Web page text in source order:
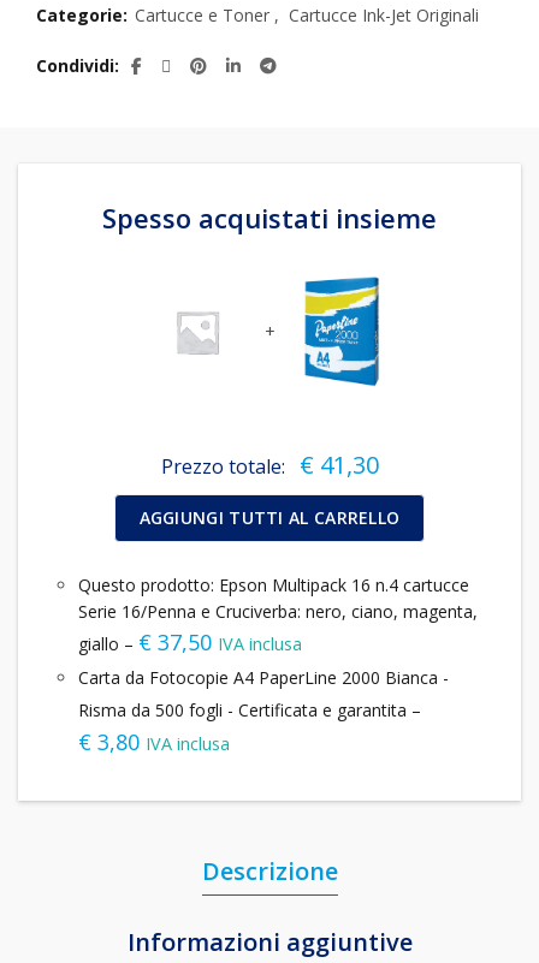
Categorie: Cartucce e Toner , Cartucce Ink-Jet Originali
Condividi
Spesso acquistati insieme
+
Prezzo totale: €41,30
AGGIUNGI TUTTI AL CARRELLO
Questo prodotto: Epson Multipack 16 n.4 cartucce
Serie 16/Penna e Cruciverba: nero, ciano, magenta,
giallo – € 37,50 IVA inclusa
Carta da Fotocopie A4 PaperLine 2000 Bianca -
Risma da 500 fogli - Certificata e garantita –
€ 3,80 IVA inclusa
Descrizione
Informazioni aggiuntive